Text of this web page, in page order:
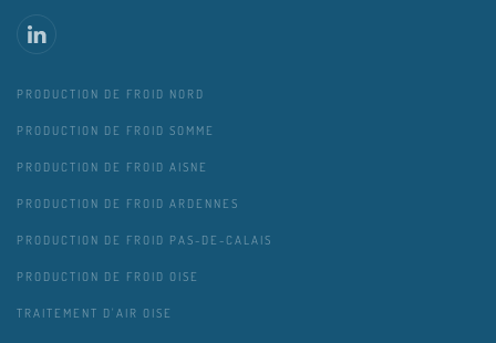
PRODUCTION DE FROID NORD
PRODUCTION DE FROID SOMME
PRODUCTION DE FROID AISNE
PRODUCTION DE FROID ARDENNES
PRODUCTION DE FROID PAS-DE-CALAIS
PRODUCTION DE FROID OISE
TRAITEMENT D'AIR OISE